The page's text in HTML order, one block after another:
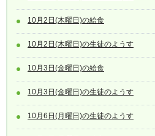
10月2日(木曜日)の給食
10月2日(木曜日)の生徒のようす
10月3日(金曜日)の給食
10月3日(金曜日)の生徒のようす
10月6日(月曜日)の生徒のようす